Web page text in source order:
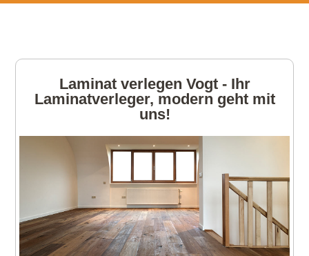
Laminat verlegen Vogt - Ihr
Laminatverleger, modern geht mit
uns!